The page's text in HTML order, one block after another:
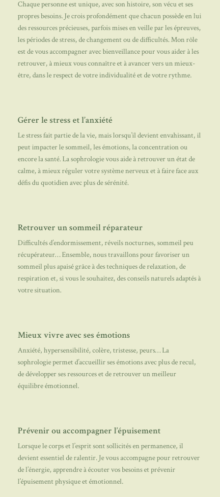
Chaque personne est unique, avec son histoire, son vécu et ses
propres besoins. Je crois profondément que chacun possède en lui
des ressources précieuses, parfois mises en veille par les épreuves,
les périodes de stress, de changement ou de difficultés. Mon rôle
est de vous accompagner avec bienveillance pour vous aider à les
retrouver, à mieux vous connaître et à avancer vers un mieux-
être, dans le respect de votre individualité et de votre rythme.
Gérer le stress et l’anxiété
Le stress fait partie de la vie, mais lorsqu’il devient envahissant, il
peut impacter le sommeil, les émotions, la concentration ou
encore la santé. La sophrologie vous aide à retrouver un état de
calme, à mieux réguler votre système nerveux et à faire face aux
défis du quotidien avec plus de sérénité.
Retrouver un sommeil réparateur
Difficultés d’endormissement, réveils nocturnes, sommeil peu
récupérateur… Ensemble, nous travaillons pour favoriser un
sommeil plus apaisé grâce à des techniques de relaxation, de
respiration et, si vous le souhaitez, des conseils naturels adaptés à
votre situation.
Mieux vivre avec ses émotions
Anxiété, hypersensibilité, colère, tristesse, peurs… La
sophrologie permet d’accueillir ses émotions avec plus de recul,
de développer ses ressources et de retrouver un meilleur
équilibre émotionnel.
Prévenir ou accompagner l’épuisement
Lorsque le corps et l’esprit sont sollicités en permanence, il
devient essentiel de ralentir. Je vous accompagne pour retrouver
de l’énergie, apprendre à écouter vos besoins et prévenir
l’épuisement physique et émotionnel.